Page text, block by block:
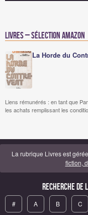
Livres – Sélection Amazon
La Horde du
Liens rémunérés : en tant que
les achats remplissant les
La rubrique Livres est
fiction,
Recherche de
# A B C